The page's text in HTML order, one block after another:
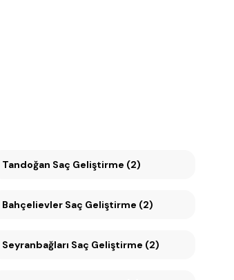
Tandoğan Saç Geliştirme (2)
Bahçelievler Saç Geliştirme (2)
Seyranbağları Saç Geliştirme (2)